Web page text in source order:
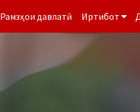
Рамзҳои давлатӣ Иртибот